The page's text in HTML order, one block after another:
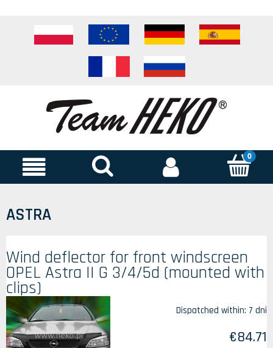
ASTRA
Wind deflector for front windscreen
OPEL Astra II G 3/4/5d (mounted with
clips)
Dispatched within: 7 dni
€84.71